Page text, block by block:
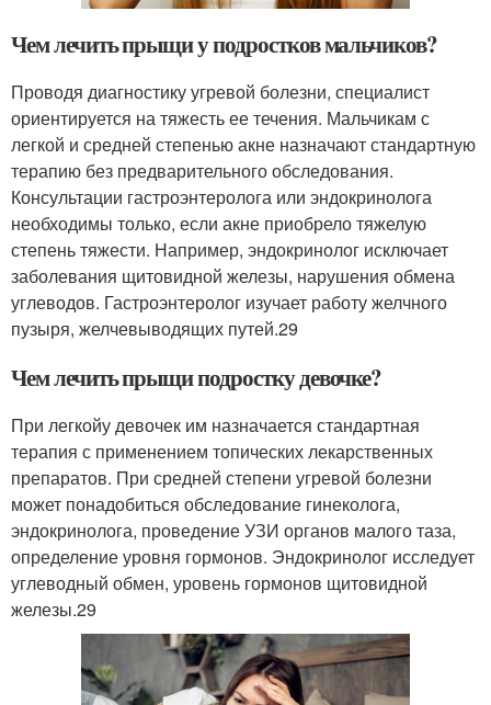
Чем лечить прыщи у подростков мальчиков?
Проводя диагностику угревой болезни, специалист
ориентируется на тяжесть ее течения. Мальчикам с
легкой и средней степенью акне назначают стандартную
терапию без предварительного обследования.
Консультации гастроэнтеролога или эндокринолога
необходимы только, если акне приобрело тяжелую
степень тяжести. Например, эндокринолог исключает
заболевания щитовидной железы, нарушения обмена
углеводов. Гастроэнтеролог изучает работу желчного
пузыря, желчевыводящих путей.29
Чем лечить прыщи подростку девочке?
При легкойу девочек им назначается стандартная
терапия с применением топических лекарственных
препаратов. При средней степени угревой болезни
может понадобиться обследование гинеколога,
эндокринолога, проведение УЗИ органов малого таза,
определение уровня гормонов. Эндокринолог исследует
углеводный обмен, уровень гормонов щитовидной
железы.29